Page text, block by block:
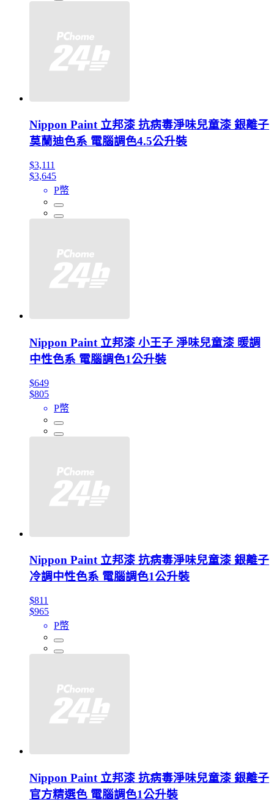
Nippon Paint 立邦漆 抗病毒淨味兒童漆 銀離子
莫蘭迪色系 電腦調色4.5公升裝
$3,111
$3,645
P幣
Nippon Paint 立邦漆 小王子 淨味兒童漆 暖調
中性色系 電腦調色1公升裝
$649
$805
P幣
Nippon Paint 立邦漆 抗病毒淨味兒童漆 銀離子
冷調中性色系 電腦調色1公升裝
$811
$965
P幣
Nippon Paint 立邦漆 抗病毒淨味兒童漆 銀離子
官方精選色 電腦調色1公升裝